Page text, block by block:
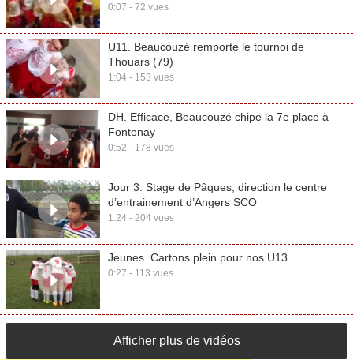
0:07 - 72 vues
U11. Beaucouzé remporte le tournoi de
Thouars (79)
1:04 - 153 vues
DH. Efficace, Beaucouzé chipe la 7e place à
Fontenay
0:52 - 178 vues
Jour 3. Stage de Pâques, direction le centre
d’entrainement d’Angers SCO
1:24 - 204 vues
Jeunes. Cartons plein pour nos U13
0:27 - 113 vues
Afficher plus de vidéos